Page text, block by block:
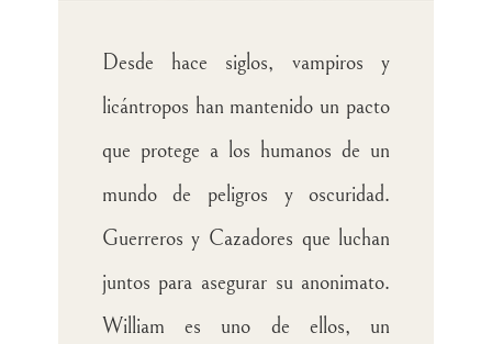
Desde hace siglos, vampiros y
licántropos han mantenido un pacto
que protege a los humanos de un
mundo de peligros y oscuridad.
Guerreros y Cazadores que luchan
juntos para asegurar su anonimato.
William es uno de ellos, un